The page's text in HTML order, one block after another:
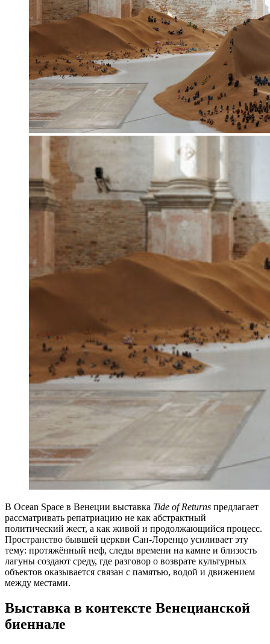
В Ocean Space в Венеции выставка Tide of Returns предлагает
рассматривать репатриацию не как абстрактный
политический жест, а как живой и продолжающийся процесс.
Пространство бывшей церкви Сан-Лоренцо усиливает эту
тему: протяжённый неф, следы времени на камне и близость
лагуны создают среду, где разговор о возврате культурных
объектов оказывается связан с памятью, водой и движением
между местами.
Выставка в контексте Венецианской
биеннале